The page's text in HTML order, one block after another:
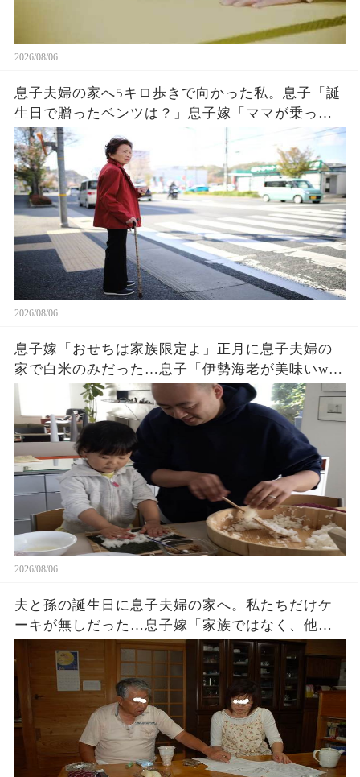
2026/08/06
息子夫婦の家へ5キロ歩きで向かった私。息子「誕
生日で贈ったベンツは？」息子嫁「ママが乗って
るわ！お義母さんは若いから不要でしょw」息子
「はぁ…そうか…」→1週間後、息子嫁は青ざめ地
獄へw
2026/08/06
息子嫁「おせちは家族限定よ」正月に息子夫婦の
家で白米のみだった…息子「伊勢海老が美味いw」
夫「家に戻ろう」私「はい」→翌日、息子夫婦か
ら300件の鬼電が…w
2026/08/06
夫と孫の誕生日に息子夫婦の家へ。私たちだけケ
ーキが無しだった…息子嫁「家族ではなく、他人
でしょ？w」夫「家に戻ろう…」私「そうね…」→
翌日､血相を変えた息子嫁から鬼電が…